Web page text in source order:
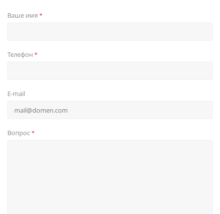
Ваше имя *
Телефон *
E-mail
Вопрос*